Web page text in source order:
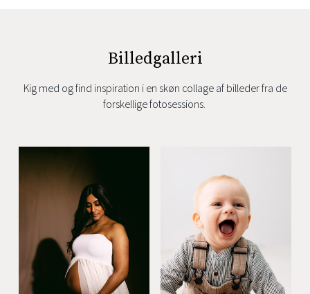
Billedgalleri
Kig med og find inspiration i en skøn collage af billeder fra de
forskellige fotosessions.